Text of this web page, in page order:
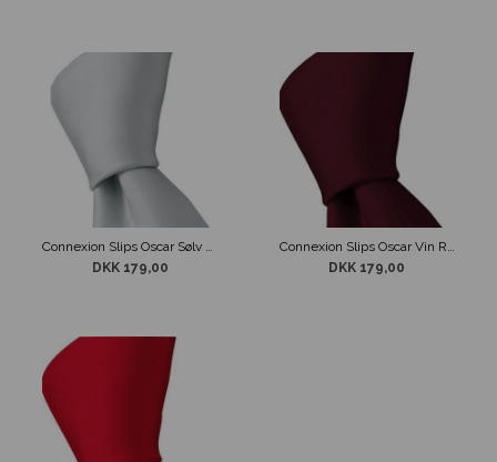
DKK 179,00
DKK 179,00